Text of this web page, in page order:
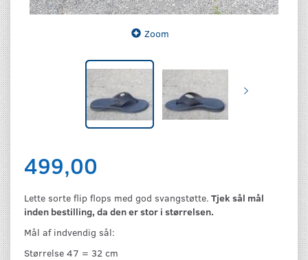
Zoom
499,00
Lette sorte flip flops med god svangstøtte. Tjek sål mål
inden bestilling, da den er stor i størrelsen.
Mål af indvendig sål:
Størrelse 47 = 32 cm